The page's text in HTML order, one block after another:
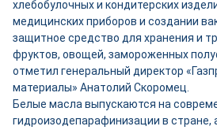
хлебобулочных и кондитерских
медицинских приборов и создании
защитное средство для хранения и
фруктов, овощей, замороженных
отметил генеральный директор
материалы» Анатолий Скоромец.
Белые масла выпускаются на
гидроизодепарафинизации в стране,